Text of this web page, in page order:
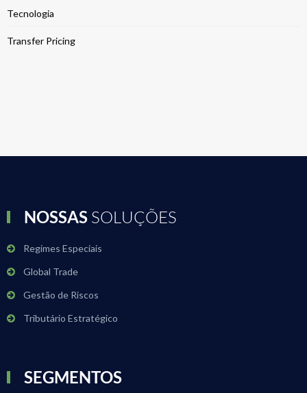
Tecnologia
Transfer Pricing
NOSSAS SOLUÇÕES
Regimes Especiais
Global Trade
Gestão de Riscos
Tributário Estratégico
SEGMENTOS